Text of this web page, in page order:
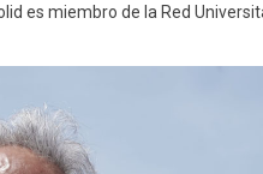
es miembro de la Red